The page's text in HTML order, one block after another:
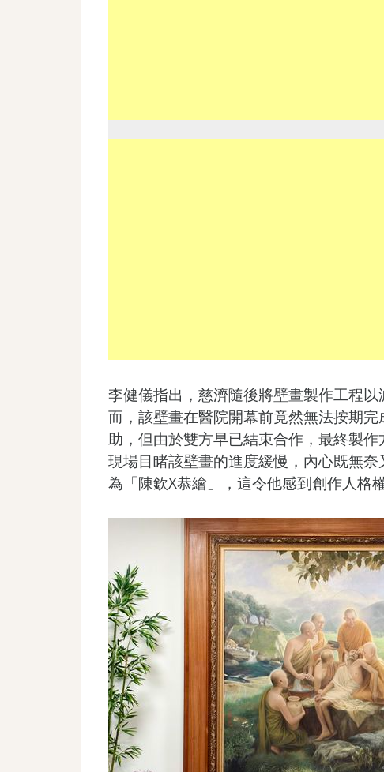
李健儀指出，慈濟隨後將壁畫製作工程
而，該壁畫在醫院開幕前竟然無法按期
助，但由於雙方早已結束合作，最終製
現場目睹該壁畫的進度緩慢，內心既無
為「陳欽X恭繪」，這令他感到創作人格